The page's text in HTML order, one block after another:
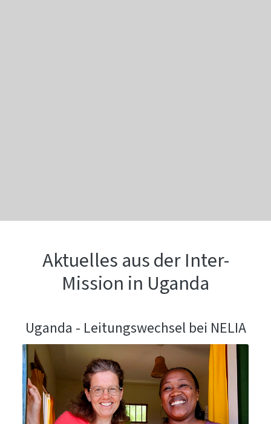
Aktuelles aus der Inter-
Mission in Uganda
Uganda - Leitungswechsel bei NELIA